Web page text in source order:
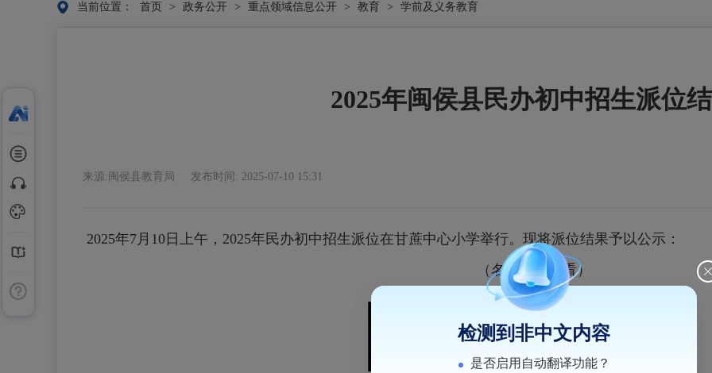
当前位置： 首页 > 政务公开 > 重点领域信息公开 > 教育 > 学前及义务教育
2025年闽侯县民办初中招生派位
来源:闽侯县教育局 发布时间: 2025-07-10 15:31
2025年7月10日上午，2025年民办初中招生派位在甘蔗中心小学举行。现将派位结果予以公示：
（名单扫码查看）
检测到非中文内容
是否启用自动翻译功能？